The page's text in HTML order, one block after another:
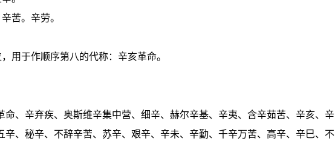
苦。辛劳。
用于作顺序第八的代称：辛亥革命。
命、辛弃疾、奥斯维辛集中营、细辛、赫尔辛基、辛夷、含辛茹苦、辛亥、辛
辛、秘辛、不辞辛苦、苏辛、艰辛、辛未、辛勤、千辛万苦、高辛、辛巳、不